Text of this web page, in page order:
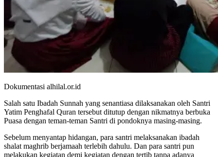
Dokumentasi alhilal.or.id
Salah satu Ibadah Sunnah yang senantiasa dilaksanakan oleh Santri
Yatim Penghafal Quran tersebut ditutup dengan nikmatnya berbuka
Puasa dengan teman-teman Santri di pondoknya masing-masing.
Sebelum menyantap hidangan, para santri melaksanakan ibadah
shalat maghrib berjamaah terlebih dahulu. Dan para santri pun
melakukan kegiatan demi kegiatan dengan tertib tanpa adanya